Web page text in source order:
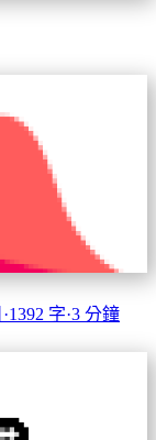
·1392 字·3 分鐘